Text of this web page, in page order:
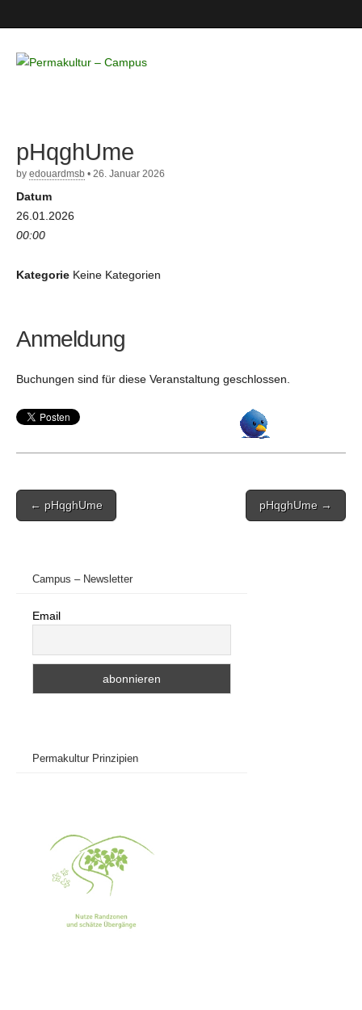
– Campus
pHqghUme
by edouardmsb • 26. Januar 2026
Datum
26.01.2026
00:00
Kategorie Keine Kategorien
Anmeldung
Buchungen sind für diese Veranstaltung geschlossen.
Post
navigation
← pHqghUme pHqghUme →
Campus – Newsletter
Email
Permakultur Prinzipien